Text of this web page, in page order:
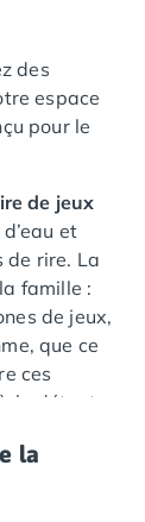
des
espace
pour le
de jeux
et
de rire. La
famille :
de jeux,
que ce
ces
la détente
la